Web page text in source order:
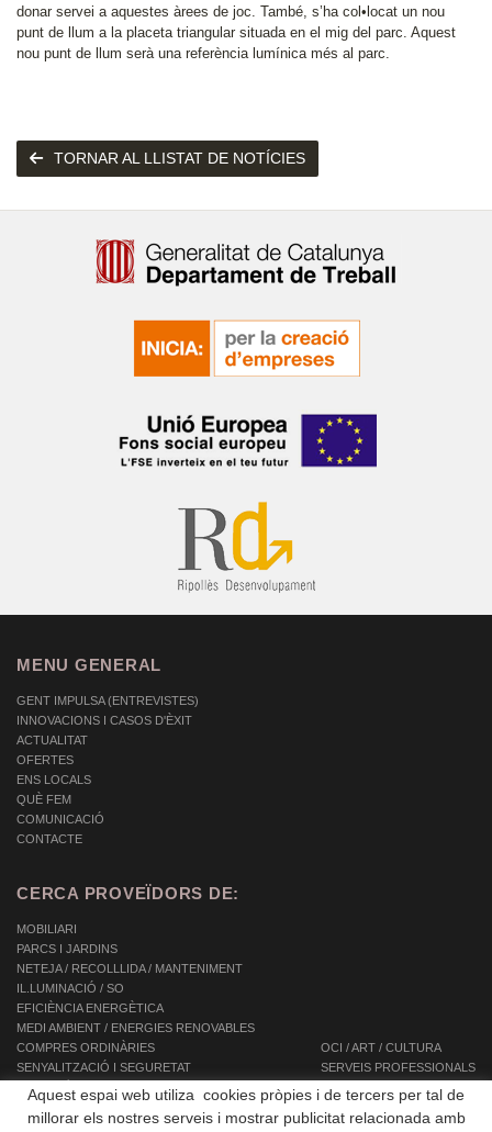
donar servei a aquestes àrees de joc. També, s’ha col•locat un nou
punt de llum a la placeta triangular situada en el mig del parc. Aquest
nou punt de llum serà una referència lumínica més al parc.
TORNAR AL LLISTAT DE NOTÍCIES
MENU GENERAL
GENT IMPULSA (ENTREVISTES)
INNOVACIONS I CASOS D'ÈXIT
ACTUALITAT
OFERTES
ENS LOCALS
QUÈ FEM
COMUNICACIÓ
CONTACTE
CERCA PROVEÏDORS DE:
MOBILIARI
PARCS I JARDINS
NETEJA / RECOLLLIDA / MANTENIMENT
IL.LUMINACIÓ / SO
EFICIÈNCIA ENERGÈTICA
MEDI AMBIENT / ENERGIES RENOVABLES
COMPRES ORDINÀRIES
SENYALITZACIÓ I SEGURETAT
INFORMÀTICA / TIC / TELECOMUNICACIONS
AUTOMOCIÓ / TRANSPORT / MOBILITAT
EQUIPAMENTS
OCI / ART / CULTURA
SERVEIS PROFESSIONALS
SERVEIS INTEGRALS
SERVEIS A LES PERSONES
Aquest espai web utiliza cookies pròpies i de tercers per tal de
millorar els nostres serveis i mostrar publicitat relacionada amb